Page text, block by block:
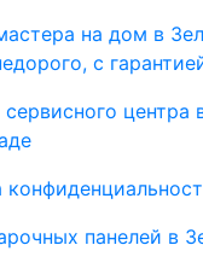
на дом в
с
центра
панелей в